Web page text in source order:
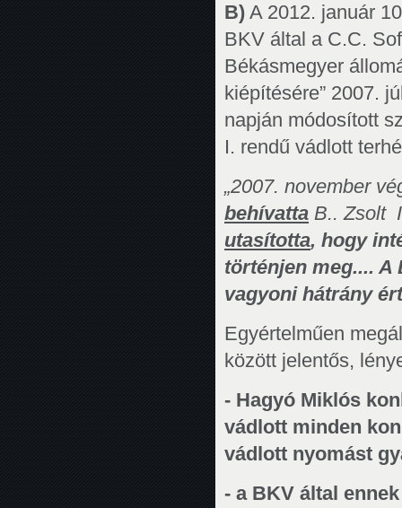
B) A 2012. január
BKV által a C.C.
Békásmegyer
kiépítésére” 2007.
napján módosított
I. rendű vádlott
„2007. november
behívatta B.. Zsolt
utasította, hogy
történjen meg....
vagyoni hátrány
Egyértelműen
között jelentős,
- Hagyó Miklós
vádlott minden
vádlott nyomást
- a BKV által